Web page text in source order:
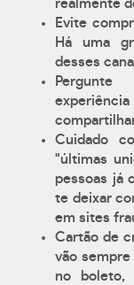
realmente
Evite
Há uma
desses
Cuidado
"últimas
pessoas já
te deixar
em sites
Cartão de
vão
no boleto,